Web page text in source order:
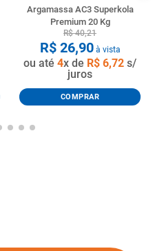
Argamassa AC3 Superkola
Premium 20 Kg
R$ 40,21
R$ 26,90à vista
ou até 4x de R$ 6,72 s/
juros
COMPRAR